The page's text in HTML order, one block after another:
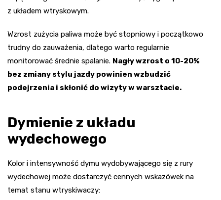
z układem wtryskowym.
Wzrost zużycia paliwa może być stopniowy i początkowo
trudny do zauważenia, dlatego warto regularnie
monitorować średnie spalanie. Nagły wzrost o 10-20%
bez zmiany stylu jazdy powinien wzbudzić
podejrzenia i skłonić do wizyty w warsztacie.
Dymienie z układu
wydechowego
Kolor i intensywność dymu wydobywającego się z rury
wydechowej może dostarczyć cennych wskazówek na
temat stanu wtryskiwaczy: